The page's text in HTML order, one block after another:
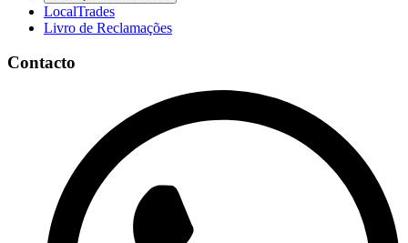
LocalTrades
Livro de Reclamações
Contacto